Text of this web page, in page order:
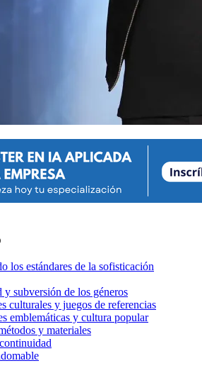
los estándares de la sofisticación
subversión de los géneros
culturales y juegos de referencias
emblemáticas y cultura popular
y materiales